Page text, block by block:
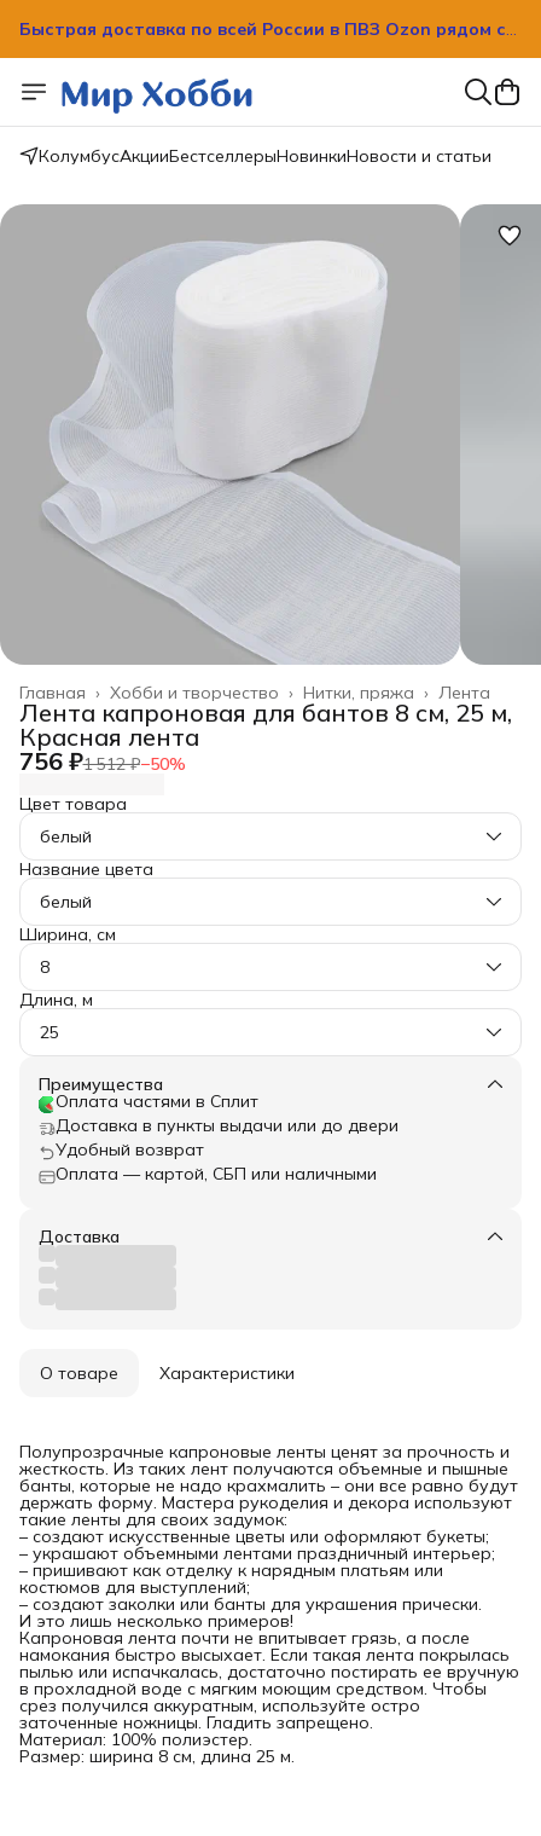
Быстрая доставка по всей России в ПВЗ Ozon рядом с
КолумбусАкцииБестселлерыНовинкиНовости и статьи
Лента
Нитки, пряжа ›
Хобби и творчество ›
Главная ›
Лента капроновая для бантов 8 см, 25 м,
Красная лента
756 ₽1 512 ₽−50%
Цвет товара
белый
Название цвета
белый
Ширина, см
8
Длина, м
25
Преимущества
Оплата частями в Сплит
Доставка в пункты выдачи или до двери
Удобный возврат
Оплата — картой, СБП или наличными
Доставка
О товаре Характеристики
Полупрозрачные капроновые ленты ценят за прочность и
жесткость. Из таких лент получаются объемные и пышные
банты, которые не надо крахмалить – они все равно будут
держать форму. Мастера рукоделия и декора используют
такие ленты для своих задумок:
– создают искусственные цветы или оформляют букеты;
– украшают объемными лентами праздничный интерьер;
– пришивают как отделку к нарядным платьям или
костюмов для выступлений;
– создают заколки или банты для украшения прически.
И это лишь несколько примеров!
Капроновая лента почти не впитывает грязь, а после
намокания быстро высыхает. Если такая лента покрылась
пылью или испачкалась, достаточно постирать ее вручную
в прохладной воде с мягким моющим средством. Чтобы
срез получился аккуратным, используйте остро
заточенные ножницы. Гладить запрещено.
Материал: 100% полиэстер.
Размер: ширина 8 см, длина 25 м.